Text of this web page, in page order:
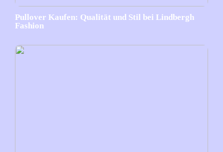
Pullover Kaufen: Qualität und Stil bei Lindbergh
Fashion